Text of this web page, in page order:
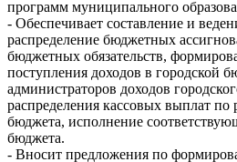
программ муниципального
- Обеспечивает составление и
распределение бюджетных
бюджетных обязательств,
поступления доходов в городской
администраторов доходов
распределения кассовых выплат по
бюджета, исполнение
бюджета.
- Вносит предложения по